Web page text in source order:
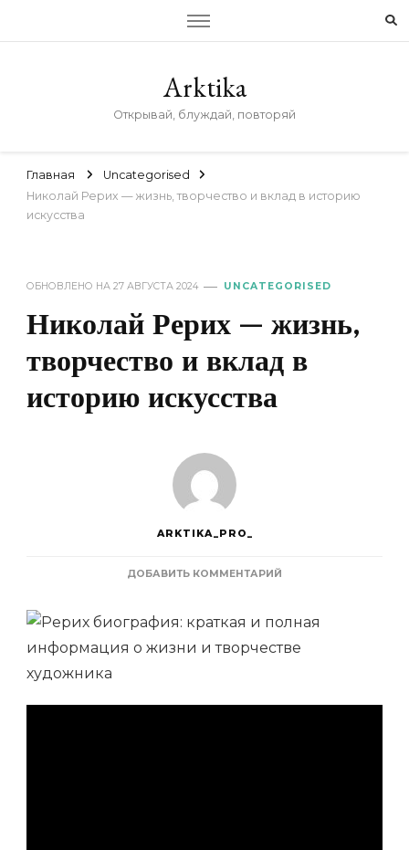
Arktika
Открывай, блуждай, повторяй
Главная
Uncategorised
Николай Рерих — жизнь, творчество и вклад в историю
искусства
ОБНОВЛЕНО НА 27 АВГУСТА 2024 UNCATEGORISED
Николай Рерих — жизнь,
творчество и вклад в
историю искусства
ARKTIKA_PRO_
ДОБАВИТЬ КОММЕНТАРИЙ
РЕРИХ
ЖИЗНЬ,
ВКЛАД